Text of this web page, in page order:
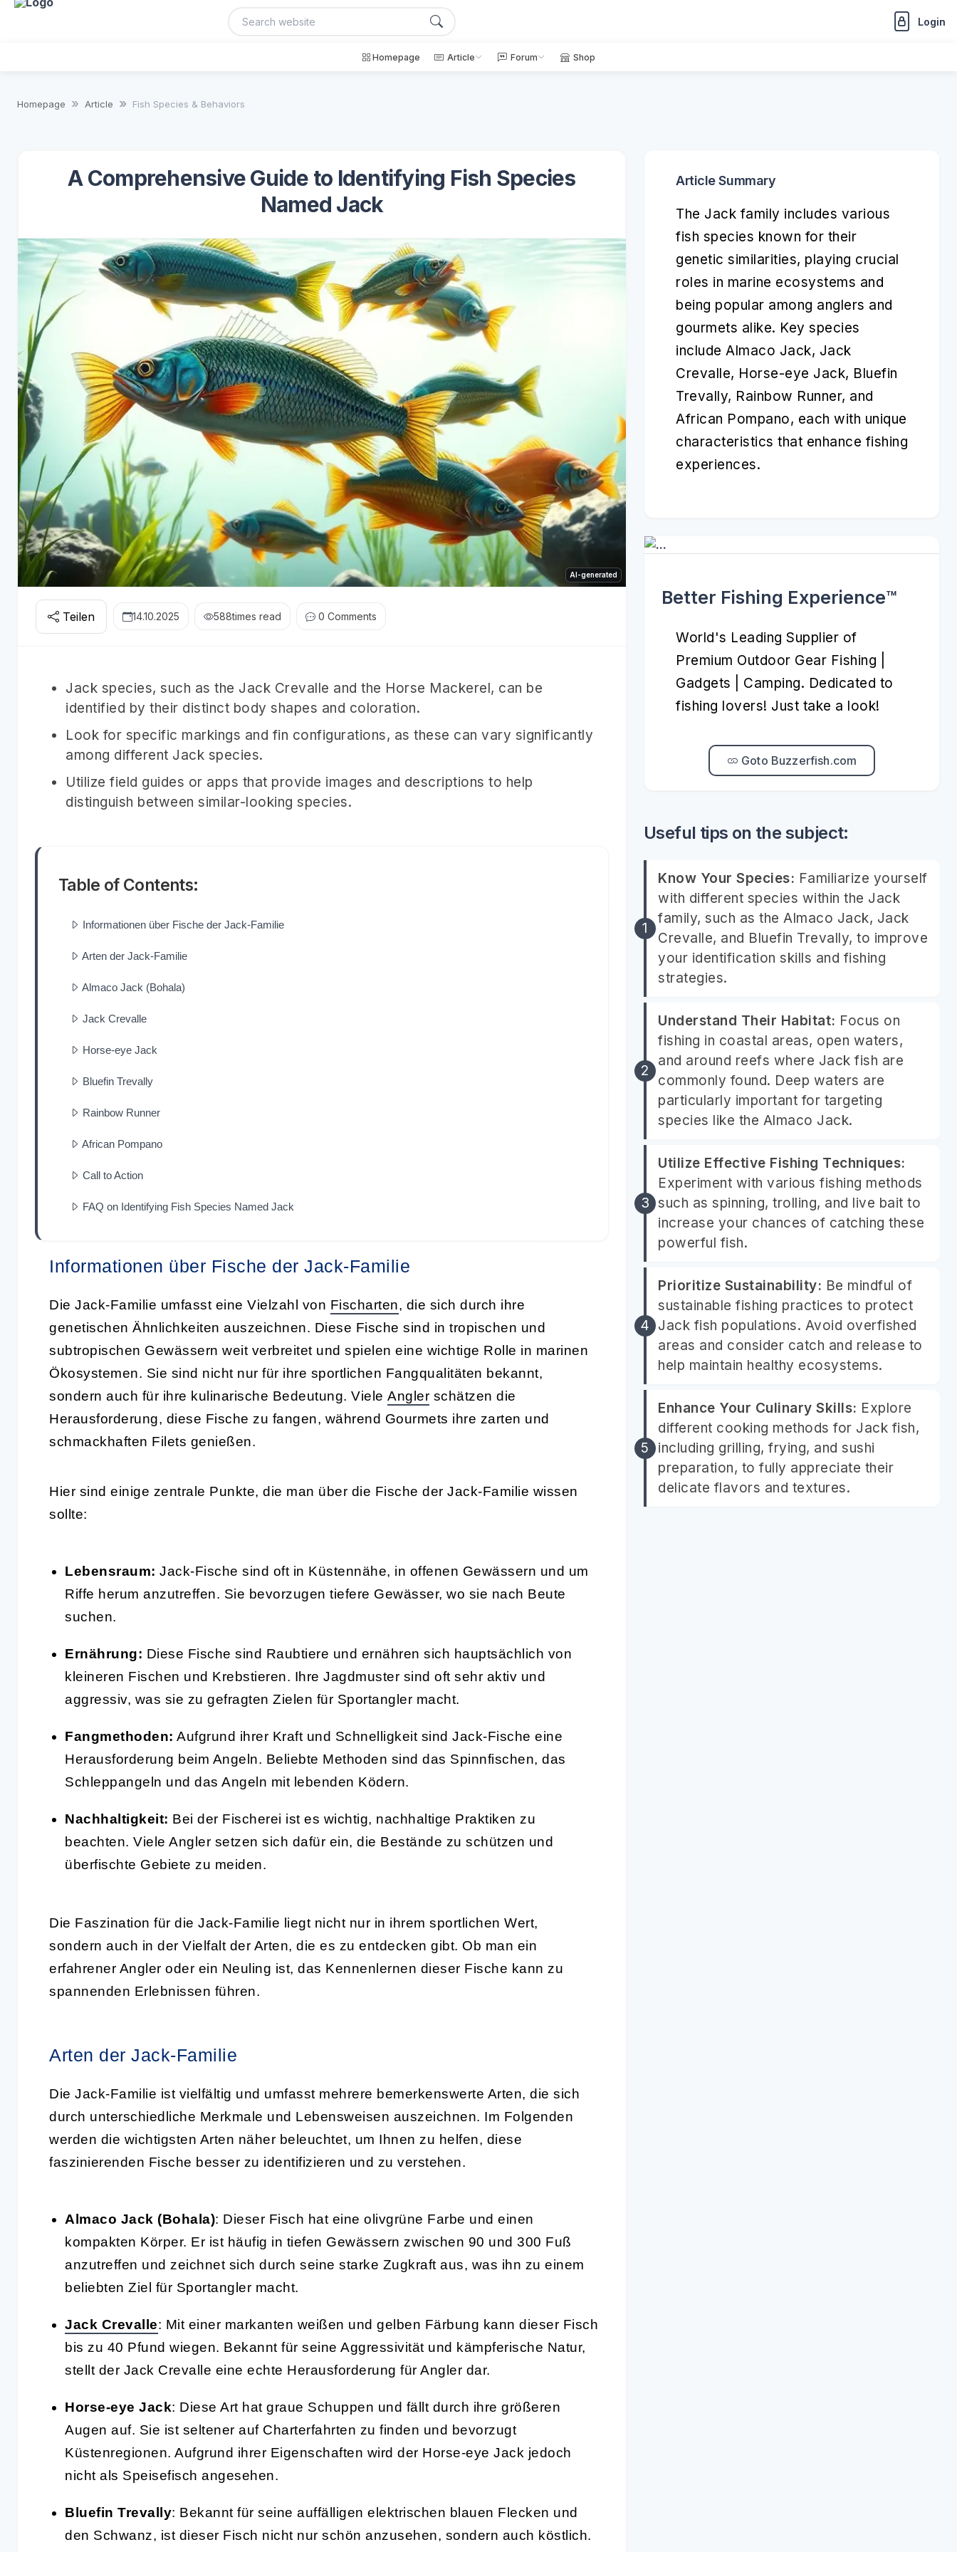
Login
Homepage Article Forum Shop
Homepage Article Fish Species & Behaviors
A Comprehensive Guide to Identifying Fish Species
Named Jack
AI-generated
Teilen 14.10.2025 588times read 0 Comments
Jack species, such as the Jack Crevalle and the Horse Mackerel, can be
identified by their distinct body shapes and coloration.
Look for specific markings and fin configurations, as these can vary significantly
among different Jack species.
Utilize field guides or apps that provide images and descriptions to help
distinguish between similar-looking species.
Table of Contents:
Informationen über Fische der Jack-Familie
Arten der Jack-Familie
Almaco Jack (Bohala)
Jack Crevalle
Horse-eye Jack
Bluefin Trevally
Rainbow Runner
African Pompano
Call to Action
FAQ on Identifying Fish Species Named Jack
Informationen über Fische der Jack-Familie
Die Jack-Familie umfasst eine Vielzahl von Fischarten, die sich durch ihre
genetischen Ähnlichkeiten auszeichnen. Diese Fische sind in tropischen und
subtropischen Gewässern weit verbreitet und spielen eine wichtige Rolle in marinen
Ökosystemen. Sie sind nicht nur für ihre sportlichen Fangqualitäten bekannt,
sondern auch für ihre kulinarische Bedeutung. Viele Angler schätzen die
Herausforderung, diese Fische zu fangen, während Gourmets ihre zarten und
schmackhaften Filets genießen.
Hier sind einige zentrale Punkte, die man über die Fische der Jack-Familie wissen
sollte:
Lebensraum: Jack-Fische sind oft in Küstennähe, in offenen Gewässern und um
Riffe herum anzutreffen. Sie bevorzugen tiefere Gewässer, wo sie nach Beute
suchen.
Ernährung: Diese Fische sind Raubtiere und ernähren sich hauptsächlich von
kleineren Fischen und Krebstieren. Ihre Jagdmuster sind oft sehr aktiv und
aggressiv, was sie zu gefragten Zielen für Sportangler macht.
Fangmethoden: Aufgrund ihrer Kraft und Schnelligkeit sind Jack-Fische eine
Herausforderung beim Angeln. Beliebte Methoden sind das Spinnfischen, das
Schleppangeln und das Angeln mit lebenden Ködern.
Nachhaltigkeit: Bei der Fischerei ist es wichtig, nachhaltige Praktiken zu
beachten. Viele Angler setzen sich dafür ein, die Bestände zu schützen und
überfischte Gebiete zu meiden.
Die Faszination für die Jack-Familie liegt nicht nur in ihrem sportlichen Wert,
sondern auch in der Vielfalt der Arten, die es zu entdecken gibt. Ob man ein
erfahrener Angler oder ein Neuling ist, das Kennenlernen dieser Fische kann zu
spannenden Erlebnissen führen.
Arten der Jack-Familie
Die Jack-Familie ist vielfältig und umfasst mehrere bemerkenswerte Arten, die sich
durch unterschiedliche Merkmale und Lebensweisen auszeichnen. Im Folgenden
werden die wichtigsten Arten näher beleuchtet, um Ihnen zu helfen, diese
faszinierenden Fische besser zu identifizieren und zu verstehen.
Almaco Jack (Bohala): Dieser Fisch hat eine olivgrüne Farbe und einen
kompakten Körper. Er ist häufig in tiefen Gewässern zwischen 90 und 300 Fuß
anzutreffen und zeichnet sich durch seine starke Zugkraft aus, was ihn zu einem
beliebten Ziel für Sportangler macht.
Jack Crevalle: Mit einer markanten weißen und gelben Färbung kann dieser Fisch
bis zu 40 Pfund wiegen. Bekannt für seine Aggressivität und kämpferische Natur,
stellt der Jack Crevalle eine echte Herausforderung für Angler dar.
Horse-eye Jack: Diese Art hat graue Schuppen und fällt durch ihre größeren
Augen auf. Sie ist seltener auf Charterfahrten zu finden und bevorzugt
Küstenregionen. Aufgrund ihrer Eigenschaften wird der Horse-eye Jack jedoch
nicht als Speisefisch angesehen.
Bluefin Trevally: Bekannt für seine auffälligen elektrischen blauen Flecken und
den Schwanz, ist dieser Fisch nicht nur schön anzusehen, sondern auch köstlich.
Article Summary
The Jack family includes various
fish species known for their
genetic similarities, playing crucial
roles in marine ecosystems and
being popular among anglers and
gourmets alike. Key species
include Almaco Jack, Jack
Crevalle, Horse-eye Jack, Bluefin
Trevally, Rainbow Runner, and
African Pompano, each with unique
characteristics that enhance fishing
experiences.
Better Fishing Experience™️
World's Leading Supplier of
Premium Outdoor Gear Fishing |
Gadgets | Camping. Dedicated to
fishing lovers! Just take a look!
Goto Buzzerfish.com
Useful tips on the subject:
Know Your Species: Familiarize yourself
with different species within the Jack
family, such as the Almaco Jack, Jack
Crevalle, and Bluefin Trevally, to improve
your identification skills and fishing
strategies.
Understand Their Habitat: Focus on
fishing in coastal areas, open waters,
and around reefs where Jack fish are
commonly found. Deep waters are
particularly important for targeting
species like the Almaco Jack.
Utilize Effective Fishing Techniques:
Experiment with various fishing methods
such as spinning, trolling, and live bait to
increase your chances of catching these
powerful fish.
Prioritize Sustainability: Be mindful of
sustainable fishing practices to protect
Jack fish populations. Avoid overfished
areas and consider catch and release to
help maintain healthy ecosystems.
Enhance Your Culinary Skills: Explore
different cooking methods for Jack fish,
including grilling, frying, and sushi
preparation, to fully appreciate their
delicate flavors and textures.